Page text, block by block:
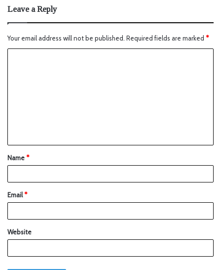
Leave a Reply
Your email address will not be published. Required fields are marked *
Name*
Email*
Website